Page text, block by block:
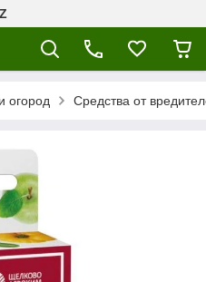
огород Средства от